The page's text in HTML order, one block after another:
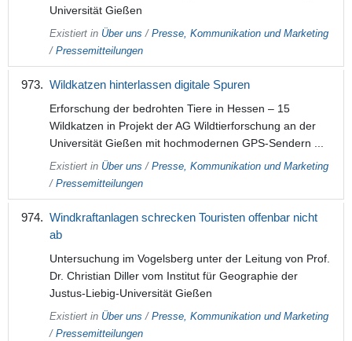
Universität Gießen
Existiert in Über uns / Presse, Kommunikation und Marketing
/ Pressemitteilungen
Wildkatzen hinterlassen digitale Spuren
Erforschung der bedrohten Tiere in Hessen – 15
Wildkatzen in Projekt der AG Wildtierforschung an der
Universität Gießen mit hochmodernen GPS-Sendern ...
Existiert in Über uns / Presse, Kommunikation und Marketing
/ Pressemitteilungen
Windkraftanlagen schrecken Touristen offenbar nicht
ab
Untersuchung im Vogelsberg unter der Leitung von Prof.
Dr. Christian Diller vom Institut für Geographie der
Justus-Liebig-Universität Gießen
Existiert in Über uns / Presse, Kommunikation und Marketing
/ Pressemitteilungen